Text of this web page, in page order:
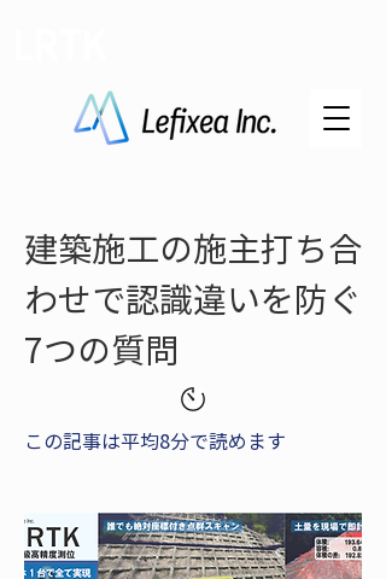
建築施工の施主打ち合
わせで認識違いを防ぐ
7つの質問
この記事は平均8分で読めます